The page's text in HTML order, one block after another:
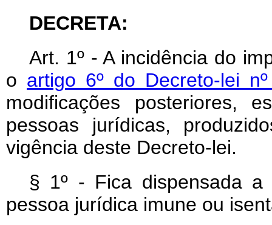
DECRETA:
Art. 1º - A incidência do
o artigo 6º do Decreto-lei
modificações posteriores,
pessoas jurídicas,
vigência deste Decreto-lei.
§ 1º - Fica dispensada a
pessoa jurídica imune ou